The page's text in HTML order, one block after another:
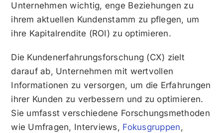
Unternehmen wichtig, enge Beziehungen zu
ihrem aktuellen Kundenstamm zu pflegen, um
ihre Kapitalrendite (ROI) zu optimieren.
Die Kundenerfahrungsforschung (CX) zielt
darauf ab, Unternehmen mit wertvollen
Informationen zu versorgen, um die Erfahrungen
ihrer Kunden zu verbessern und zu optimieren.
Sie umfasst verschiedene Forschungsmethoden
wie Umfragen, Interviews, Fokusgruppen,